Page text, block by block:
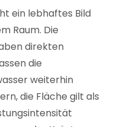
ein lebhaftes Bild
Raum. Die
direkten
die
weiterhin
die Fläche gilt als